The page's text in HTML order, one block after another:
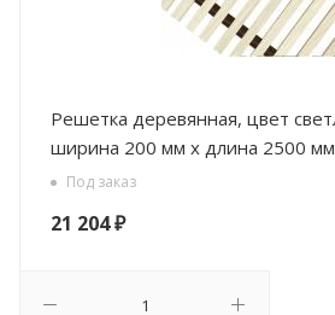
Решетка деревянная, цвет светлое дерево РРД,
ширина 200 мм х длина 2500 мм
Под заказ
21 204₽